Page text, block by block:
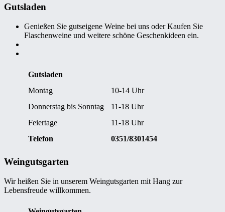
Gutsladen
Genießen Sie gutseigene Weine bei uns oder Kaufen Sie
Flaschenweine und weitere schöne Geschenkideen ein.
Gutsladen
Montag
10-14 Uhr
Donnerstag bis Sonntag
11-18 Uhr
Feiertage
11-18 Uhr
Telefon
0351/8301454
Weingutsgarten
Wir heißen Sie in unserem Weingutsgarten mit Hang zur
Lebensfreude willkommen.